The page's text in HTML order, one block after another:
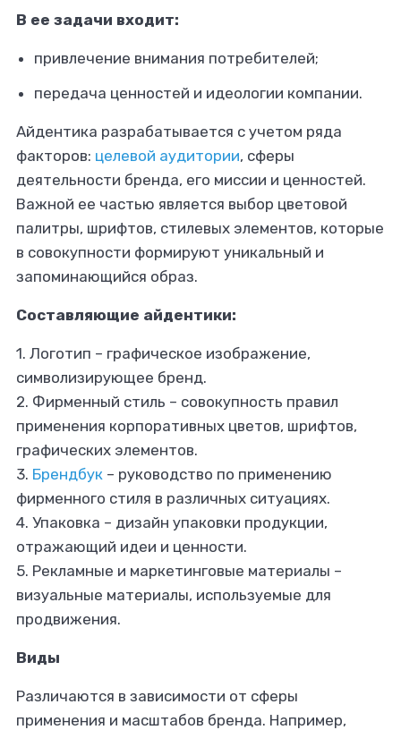
В ее задачи входит:
привлечение внимания потребителей;
передача ценностей и идеологии компании.
Айдентика разрабатывается с учетом ряда
факторов: целевой аудитории, сферы
деятельности бренда, его миссии и ценностей.
Важной ее частью является выбор цветовой
палитры, шрифтов, стилевых элементов, которые
в совокупности формируют уникальный и
запоминающийся образ.
Составляющие айдентики:
1. Логотип – графическое изображение,
символизирующее бренд.
2. Фирменный стиль – совокупность правил
применения корпоративных цветов, шрифтов,
графических элементов.
3. Брендбук – руководство по применению
фирменного стиля в различных ситуациях.
4. Упаковка – дизайн упаковки продукции,
отражающий идеи и ценности.
5. Рекламные и маркетинговые материалы –
визуальные материалы, используемые для
продвижения.
Виды
Различаются в зависимости от сферы
применения и масштабов бренда. Например,